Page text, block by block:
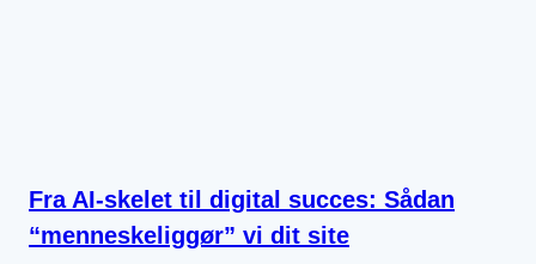
Fra AI-skelet til digital succes: Sådan
“menneskeliggør” vi dit site